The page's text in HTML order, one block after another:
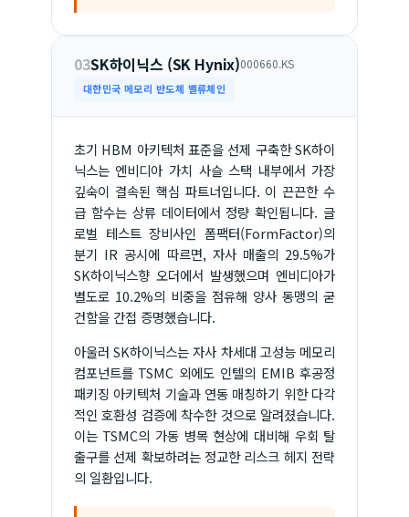
03SK하이닉스 (SK Hynix)000660.KS
대한민국 메모리 반도체 밸류체인
초기 HBM 아키텍처 표준을 선제 구축한 SK하이
닉스는 엔비디아 가치 사슬 스택 내부에서 가장
깊숙이 결속된 핵심 파트너입니다. 이 끈끈한 수
급 함수는 상류 데이터에서 정량 확인됩니다. 글
로벌 테스트 장비사인 폼팩터(FormFactor)의
분기 IR 공시에 따르면, 자사 매출의 29.5%가
SK하이닉스향 오더에서 발생했으며 엔비디아가
별도로 10.2%의 비중을 점유해 양사 동맹의 굳
건함을 간접 증명했습니다.
아울러 SK하이닉스는 자사 차세대 고성능 메모리
컴포넌트를 TSMC 외에도 인텔의 EMIB 후공정
패키징 아키텍처 기술과 연동 매칭하기 위한 다각
적인 호환성 검증에 착수한 것으로 알려졌습니다.
이는 TSMC의 가동 병목 현상에 대비해 우회 탈
출구를 선제 확보하려는 정교한 리스크 헤지 전략
의 일환입니다.